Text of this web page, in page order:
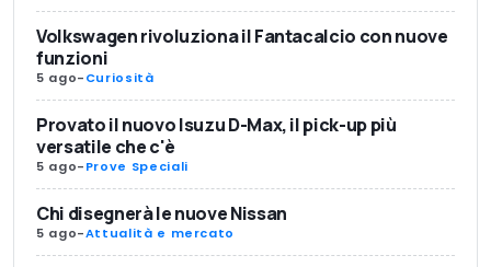
Volkswagen rivoluziona il Fantacalcio con nuove
funzioni
5 ago-Curiosità
Provato il nuovo Isuzu D-Max, il pick-up più
versatile che c'è
5 ago-Prove Speciali
Chi disegnerà le nuove Nissan
5 ago-Attualità e mercato